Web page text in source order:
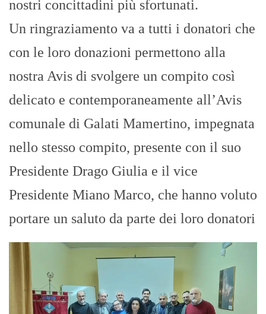
nostri concittadini più sfortunati.
Un ringraziamento va a tutti i donatori che
con le loro donazioni permettono alla
nostra Avis di svolgere un compito così
delicato e contemporaneamente all’Avis
comunale di Galati Mamertino, impegnata
nello stesso compito, presente con il suo
Presidente Drago Giulia e il vice
Presidente Miano Marco, che hanno voluto
portare un saluto da parte dei loro donatori